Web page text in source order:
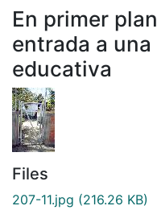
En primer
entrada a
educativa
Files
207-11.jpg (216.26 KB)